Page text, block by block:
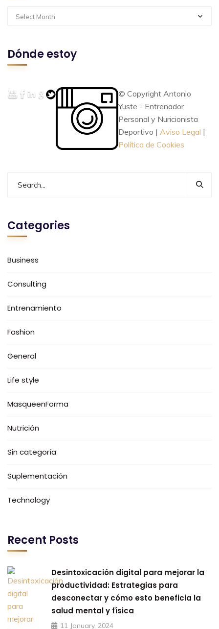
Select Month
Dónde estoy
© Copyright Antonio
Yuste - Entrenador
Personal y Nuricionista
Deportivo | Aviso Legal |
Política de Cookies
Categories
Business
Consulting
Entrenamiento
Fashion
General
Life style
MasqueenForma
Nutrición
Sin categoría
Suplementación
Technology
Recent Posts
Desintoxicación digital para mejorar la
productividad: Estrategias para
desconectar y cómo esto beneficia la
salud mental y física
11 January, 2024